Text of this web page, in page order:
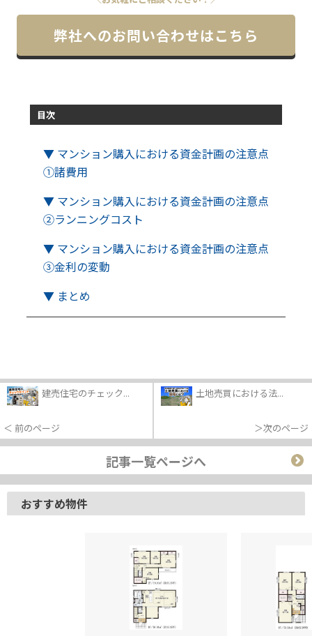
弊社へのお問い合わせはこちら
目次
▼ マンション購入における資金計画の注意点
①諸費用
▼ マンション購入における資金計画の注意点
②ランニングコスト
▼ マンション購入における資金計画の注意点
③金利の変動
▼ まとめ
建売住宅のチェック...
＜ 前のページ
土地売買における法...
＞次のページ
記事一覧ページへ
おすすめ物件